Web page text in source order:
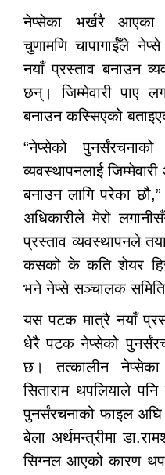
नेप्सेका भर्खरै आएका
चुणामणि चापागाईँले
नयाँ प्रस्ताव बनाउन
छन्। जिम्मेवारी पाए
बनाउन कस्सिएको
“नेप्सेको
व्यवस्थापनलाई
बनाउन लागि परेका
अधिकारीले मेरो
प्रस्ताव व्यवस्थापनले
कसको के कति शेयर
भने नेप्से सञ्चालक
यस पटक मात्रै नयाँ
धेरै पटक नेप्सेको
छ। तत्कालीन
सिताराम थपलियाले
पुनर्संरचनाको फाइल
बेला अर्थमन्त्रीमा
सिग्नल आएको कारण